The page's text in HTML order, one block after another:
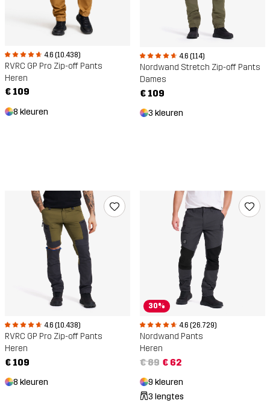
4.6 (10.438)
RVRC GP Pro Zip-off Pants
Heren
€ 109
8 kleuren
4.6 (114)
Nordwand Stretch Zip-off Pants
Dames
€ 109
3 kleuren
4.6 (10.438)
RVRC GP Pro Zip-off Pants
Heren
€ 109
8 kleuren
30%
4.6 (26.729)
Nordwand Pants
Heren
€ 89 € 62
9 kleuren
3 lengtes